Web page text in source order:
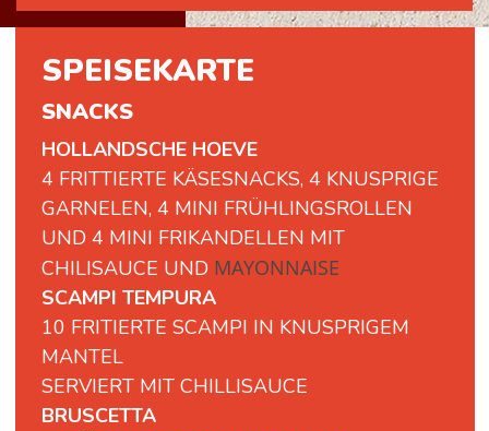
SPEISEKARTE
SNACKS
HOLLANDSCHE HOEVE
4 FRITTIERTE KÄSESNACKS, 4 KNUSPRIGE
GARNELEN, 4 MINI FRÜHLINGSROLLEN
UND 4 MINI FRIKANDELLEN MIT
CHILISAUCE UND MAYONNAISE
SCAMPI TEMPURA
10 FRITIERTE SCAMPI IN KNUSPRIGEM
MANTEL
SERVIERT MIT CHILLISAUCE
BRUSCETTA